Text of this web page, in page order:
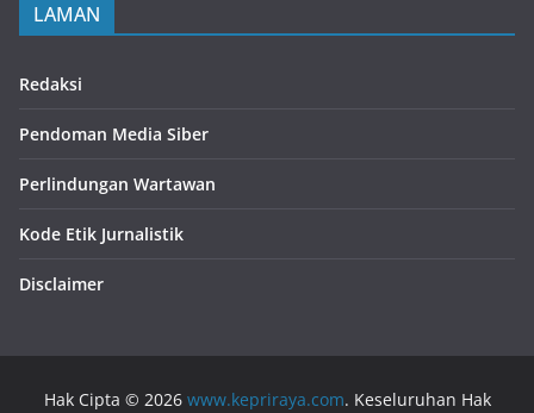
LAMAN
Redaksi
Pendoman Media Siber
Perlindungan Wartawan
Kode Etik Jurnalistik
Disclaimer
Hak Cipta © 2026 www.kepriraya.com. Keseluruhan Hak